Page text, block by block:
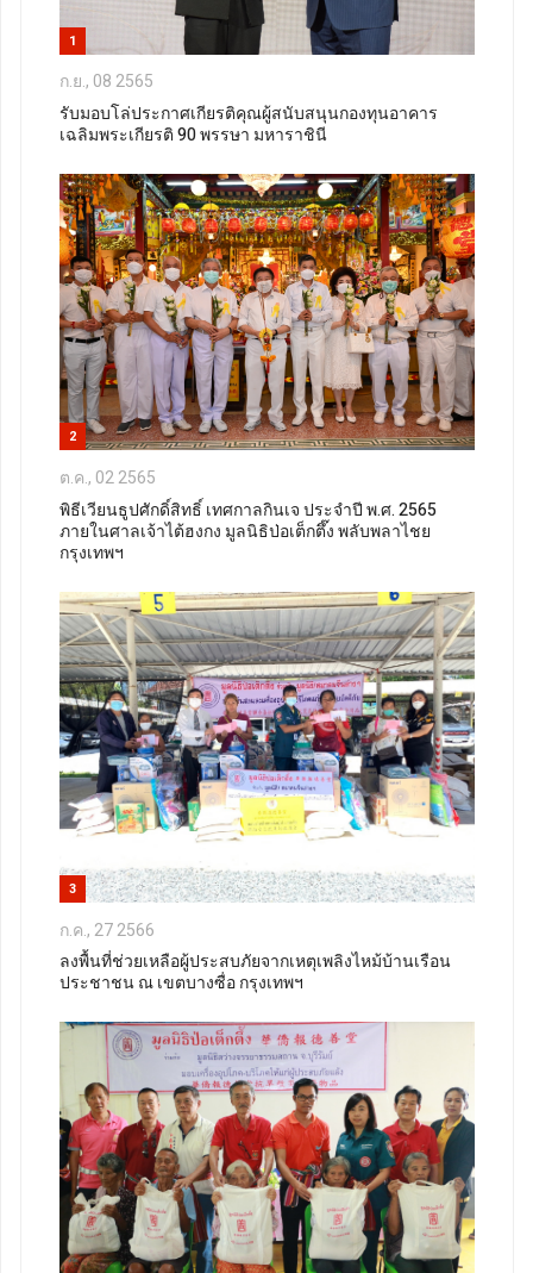
1
ก.ย., 08 2565
รับมอบโล่ประกาศเกียรติคุณผู้สนับสนุนกองทุนอาคาร
เฉลิมพระเกียรติ 90 พรรษา มหาราชินี
2
ต.ค., 02 2565
พิธีเวียนธูปศักดิ์สิทธิ์ เทศกาลกินเจ ประจำปี พ.ศ. 2565
ภายในศาลเจ้าไต้ฮงกง มูลนิธิป่อเต็กตึ๊ง พลับพลาไชย
กรุงเทพฯ
3
ก.ค., 27 2566
ลงพื้นที่ช่วยเหลือผู้ประสบภัยจากเหตุเพลิงไหม้บ้านเรือน
ประชาชน ณ เขตบางซื่อ กรุงเทพฯ